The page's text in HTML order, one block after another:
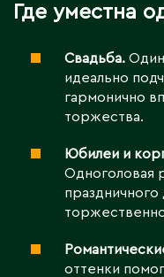
Где уместна
Свадьба.
идеально
гармонично
торжества.
Юбилеи и
Одноголовая
оттенки